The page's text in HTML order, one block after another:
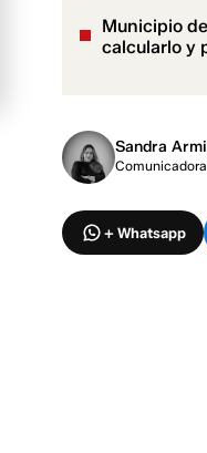
Municipio
calcularlo y
Sandra
+ Whatsapp